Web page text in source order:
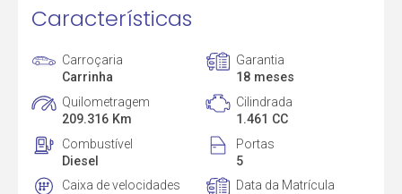
Características
Carroçaria
Carrinha
Garantia
18 meses
Quilometragem
209.316 Km
Cilindrada
1.461 CC
Combustível
Diesel
Portas
5
Caixa de velocidades
Data da Matrícula